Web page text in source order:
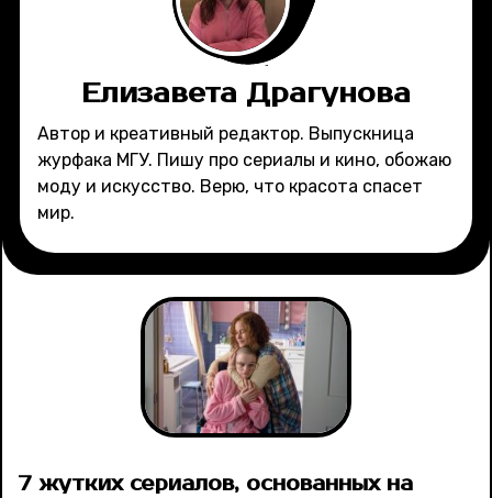
О проекте
Мерч
О компании
Тесты
Елизавета Драгунова
Автор и креативный редактор. Выпускница
журфака МГУ. Пишу про сериалы и кино, обожаю
моду и искусство. Верю, что красота спасет
мир.
7 жутких сериалов, основанных на